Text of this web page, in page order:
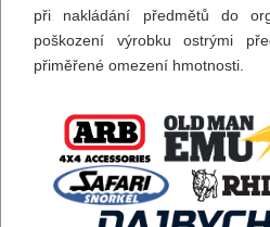
při nakládání předmětů do
poškození výrobku ostrými
přiměřené omezení hmotnosti.